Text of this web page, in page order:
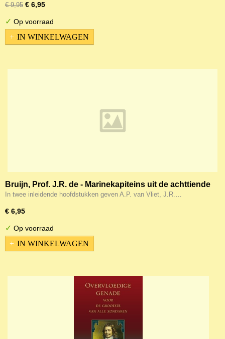
€ 9,95 € 6,95
✓ Op voorraad
IN WINKELWAGEN
Bruijn, Prof. J.R. de - Marinekapiteins uit de achttiende
eeuw
In twee inleidende hoofdstukken geven A.P. van Vliet, J.R.…
€ 6,95
✓ Op voorraad
IN WINKELWAGEN